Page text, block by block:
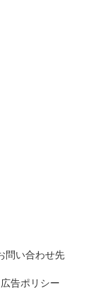
問い合わせ先
広告ポリシー